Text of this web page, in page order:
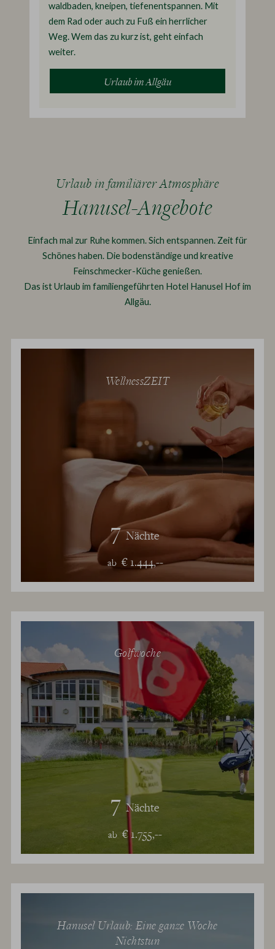
waldbaden, kneipen, tiefenentspannen. Mit
dem Rad oder auch zu Fuß ein herrlicher
Weg. Wem das zu kurz ist, geht einfach
weiter.
Urlaub im Allgäu
Urlaub in familiärer Atmosphäre
Hanusel-Angebote
Einfach mal zur Ruhe kommen. Sich entspannen. Zeit für
Schönes haben. Die bodenständige und kreative
Feinschmecker-Küche genießen.
Das ist Urlaub im familiengeführten Hotel Hanusel Hof im
Allgäu.
WellnessZEIT
7 Nächte
ab € 1.444,--
Golfwoche
7 Nächte
ab € 1.755,--
Hanusel Urlaub: Eine ganze Woche
Nichtstun